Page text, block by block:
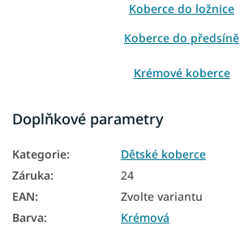
Koberce do ložnice
Koberce do předsíně
Krémové koberce
Koberce 80x150
Koberce 120x170
Koberce 140x190
Koberce 160x220
Doplňkové parametry
Kategorie:
Dětské koberce
Záruka:
24
EAN:
Zvolte variantu
Barva:
Krémová